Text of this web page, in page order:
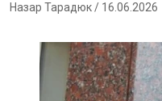
Назар Тарадюк/ 16.06.2026